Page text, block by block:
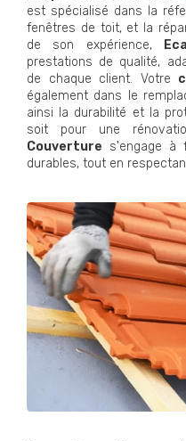
est spécialisé dans la
fenêtres de toit, et la
de son expérience,
prestations de qualité,
de chaque client. Votre
également dans le
ainsi la durabilité et la
soit pour une
Couverture s'engage à
durables, tout en